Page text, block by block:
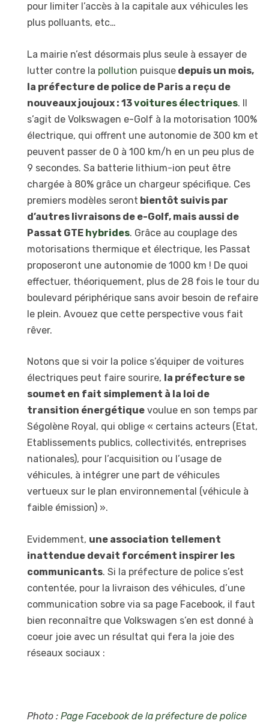
pour limiter l’accès à la capitale aux véhicules les
plus polluants, etc…
La mairie n’est désormais plus seule à essayer de
lutter contre la pollution puisque depuis un mois,
la préfecture de police de Paris a reçu de
nouveaux joujoux : 13voitures électriques. Il
s’agit de Volkswagen e-Golf à la motorisation 100%
électrique, qui offrent une autonomie de 300 km et
peuvent passer de 0 à 100 km/h en un peu plus de
9 secondes. Sa batterie lithium-ion peut être
chargée à 80% grâce un chargeur spécifique. Ces
premiers modèles seront bientôt suivis par
d’autres livraisons de e-Golf, mais aussi de
Passat GTE hybrides. Grâce au couplage des
motorisations thermique et électrique, les Passat
proposeront une autonomie de 1000 km ! De quoi
effectuer, théoriquement, plus de 28 fois le tour du
boulevard périphérique sans avoir besoin de refaire
le plein. Avouez que cette perspective vous fait
rêver.
Notons que si voir la police s’équiper de voitures
électriques peut faire sourire, la préfecture se
soumet en fait simplement à la loi de
transition énergétique voulue en son temps par
Ségolène Royal, qui oblige « certains acteurs (Etat,
Etablissements publics, collectivités, entreprises
nationales), pour l’acquisition ou l’usage de
véhicules, à intégrer une part de véhicules
vertueux sur le plan environnemental (véhicule à
faible émission) ».
Evidemment, une association tellement
inattendue devait forcément inspirer les
communicants. Si la préfecture de police s’est
contentée, pour la livraison des véhicules, d’une
communication sobre via sa page Facebook, il faut
bien reconnaître que Volkswagen s’en est donné à
coeur joie avec un résultat qui fera la joie des
réseaux sociaux :
Photo : Page Facebook de la préfecture de police